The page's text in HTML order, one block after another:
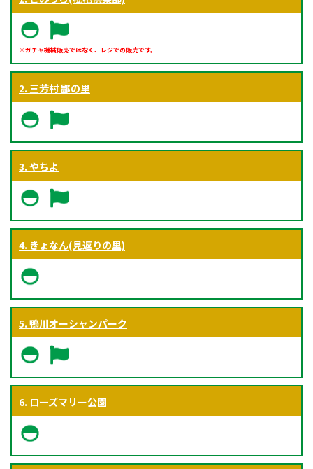
※ガチャ機械販売ではなく、レジでの販売です。
2. 三芳村 鄙の里
3. やちよ
4. きょなん(見返りの里)
5. 鴨川オーシャンパーク
6. ローズマリー公園